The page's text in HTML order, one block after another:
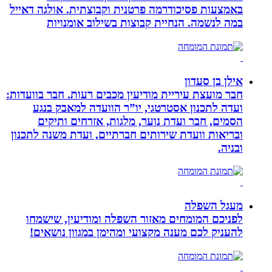
באמצעות פסיכודרמה פרטנית וקבוצתית. אולגה דאייל
במה לנשמה. ‏הנחיית קבוצות בשילוב אומנויות‏
אילן בן סעדון
חבר מועצת עיריית מודיעין מכבים רעות. חבר בוועדות:
ועדה לתכנון אסטרטגי, יו”ר הוועדה למאבק בנגע
הסמים, חבר ועדת נוער, מלגות, אזרחים ותיקים
ובריאות וועדת שירותים חברתיים, ועדת משנה לתכנון
מעגל השפלה
לפניכם המומחים מאזור השפלה ומודיעין, שישמחו
להעניק לכם מענה מקצועי ומהימן במגוון נושאים!